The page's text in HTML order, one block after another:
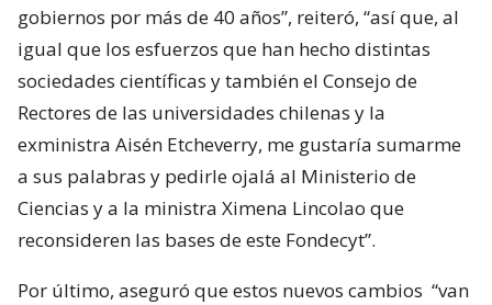
gobiernos por más de 40 años”, reiteró, “así que, al
igual que los esfuerzos que han hecho distintas
sociedades científicas y también el Consejo de
Rectores de las universidades chilenas y la
exministra Aisén Etcheverry, me gustaría sumarme
a sus palabras y pedirle ojalá al Ministerio de
Ciencias y a la ministra Ximena Lincolao que
reconsideren las bases de este Fondecyt”.
Por último, aseguró que estos nuevos cambios “van